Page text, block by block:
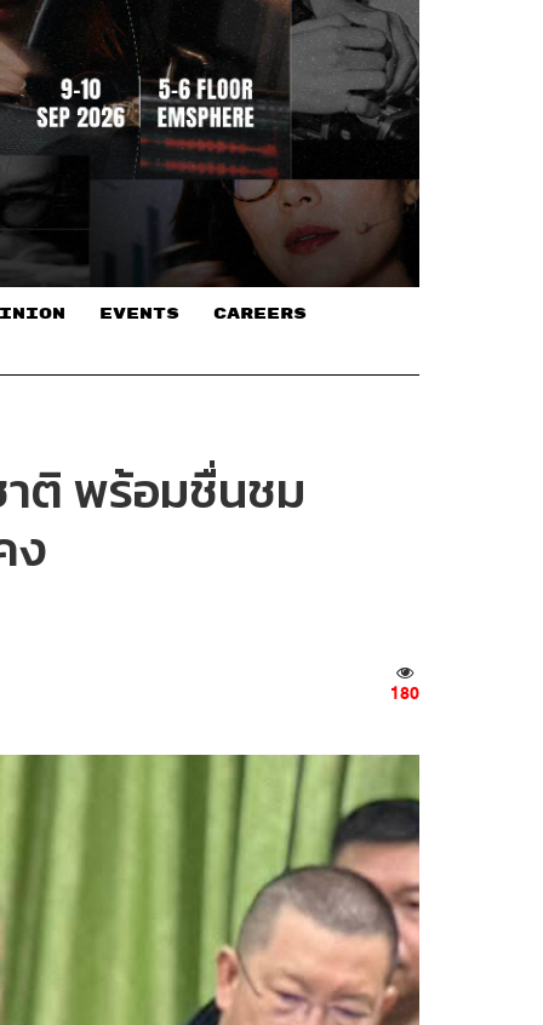
EVENTS CAREERS
ติ พร้อมชื่นชม
ง
180